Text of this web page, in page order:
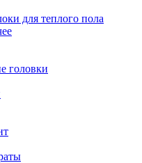
для теплого пола
головки